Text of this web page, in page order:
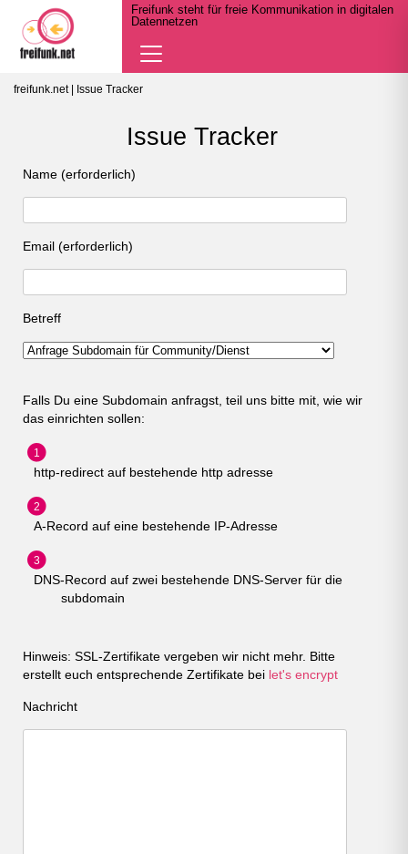
Freifunk steht für freie Kommunikation in digitalen
Datennetzen
Navigation
öffnen
freifunk.net| Issue Tracker
Issue Tracker
Name (erforderlich)
Email (erforderlich)
Betreff
Falls Du eine Subdomain anfragst, teil uns bitte mit, wie wir
das einrichten sollen:
http-redirect auf bestehende http adresse
A-Record auf eine bestehende IP-Adresse
DNS-Record auf zwei bestehende DNS-Server für die
subdomain
Hinweis: SSL-Zertifikate vergeben wir nicht mehr. Bitte
erstellt euch entsprechende Zertifikate bei let's encrypt
Nachricht